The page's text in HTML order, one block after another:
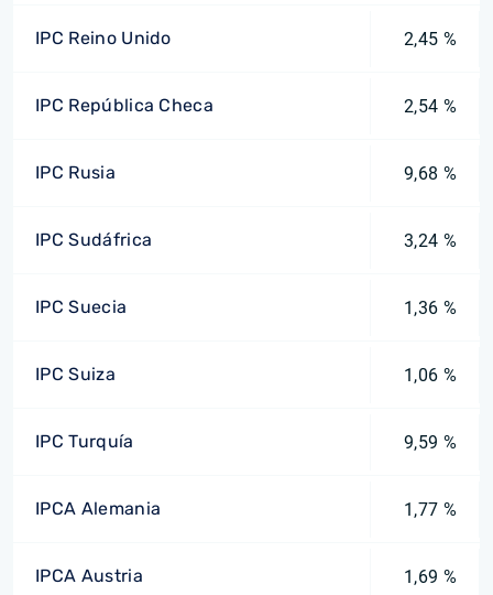
IPC Reino Unido 2,45 %
IPC República Checa 2,54 %
IPC Rusia 9,68 %
IPC Sudáfrica 3,24 %
IPC Suecia 1,36 %
IPC Suiza 1,06 %
IPC Turquía 9,59 %
IPCA Alemania 1,77 %
IPCA Austria 1,69 %